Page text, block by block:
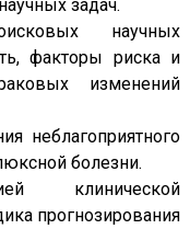
задач.
научных
факторы риска и
изменений
неблагоприятного
болезни.
клинической
прогнозирования